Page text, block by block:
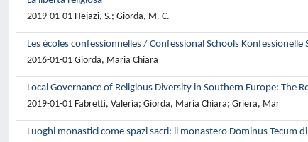
2019-01-01 Hejazi, S.; Giorda, M. C.
Les écoles confessionnelles / Confessional Schools Konfessionelle
2016-01-01 Giorda, Maria Chiara
Local Governance of Religious Diversity in Southern Europe: The
2019-01-01 Fabretti, Valeria; Giorda, Maria Chiara; Griera, Mar
Luoghi monastici come spazi sacri: il monastero Dominus Tecum